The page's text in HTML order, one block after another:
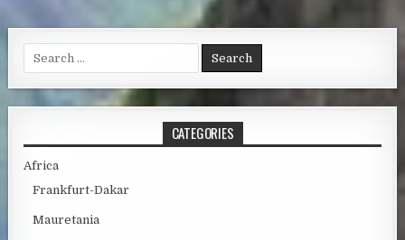
Search for:
CATEGORIES
Africa
Frankfurt-Dakar
Mauretania